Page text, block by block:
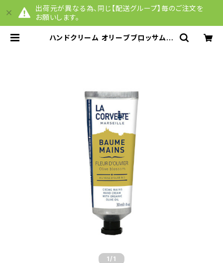
出荷元が異なる為、同じ【配送グループ】毎のご注文を
お願いします。
ハンドクリーム オリーブブロッサム 3
1 /1